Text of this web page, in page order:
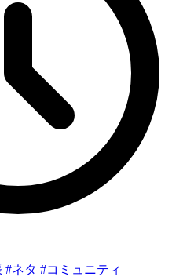
#ネタ #コミュニティ